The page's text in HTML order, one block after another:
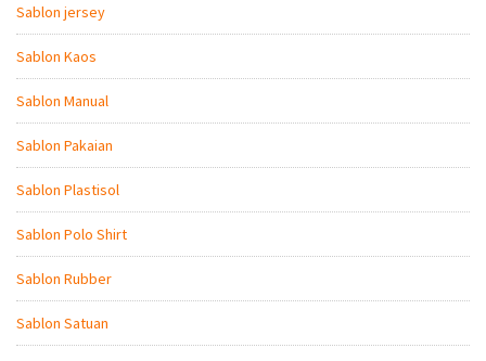
Sablon jersey
Sablon Kaos
Sablon Manual
Sablon Pakaian
Sablon Plastisol
Sablon Polo Shirt
Sablon Rubber
Sablon Satuan